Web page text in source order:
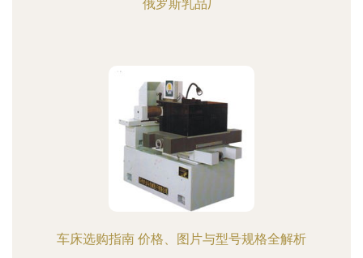
俄罗斯乳品厂
车床选购指南 价格、图片与型号规格全解析